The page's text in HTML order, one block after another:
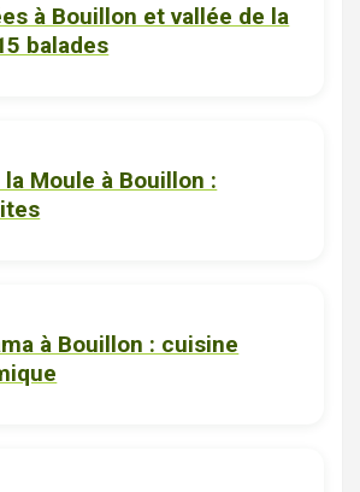
à Bouillon et vallée de la
balades
la Moule à Bouillon :
à Bouillon : cuisine